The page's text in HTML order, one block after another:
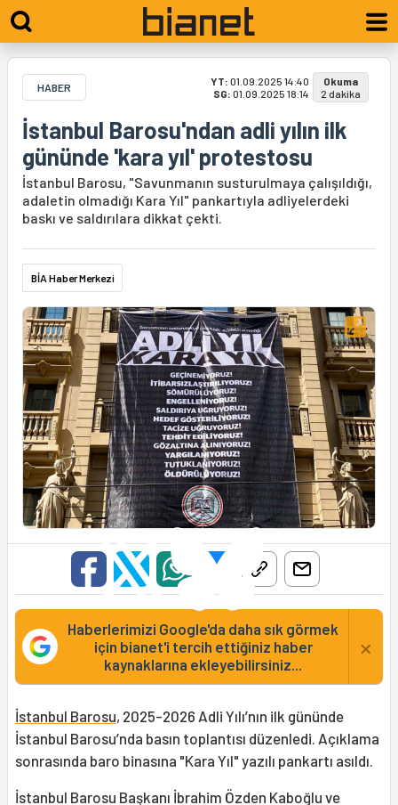
HABER YT: 01.09.2025 14:40
SG: 01.09.2025 18:14
Okuma
2 dakika
İstanbul Barosu'ndan adli yılın ilk
gününde 'kara yıl' protestosu
İstanbul Barosu, "Savunmanın susturulmaya çalışıldığı,
adaletin olmadığı Kara Yıl" pankartıyla adliyelerdeki
baskı ve saldırılara dikkat çekti.
BİA Haber Merkezi
Haberlerimizi Google'da daha sık görmek
için bianet'i tercih ettiğiniz haber
kaynaklarına ekleyebilirsiniz...
×
İstanbul Barosu, 2025-2026 Adli Yılı’nın ilk gününde
İstanbul Barosu’nda basın toplantısı düzenledi. Açıklama
sonrasında baro binasına "Kara Yıl" yazılı pankartı asıldı.
İstanbul Barosu Başkanı İbrahim Özden Kaboğlu ve